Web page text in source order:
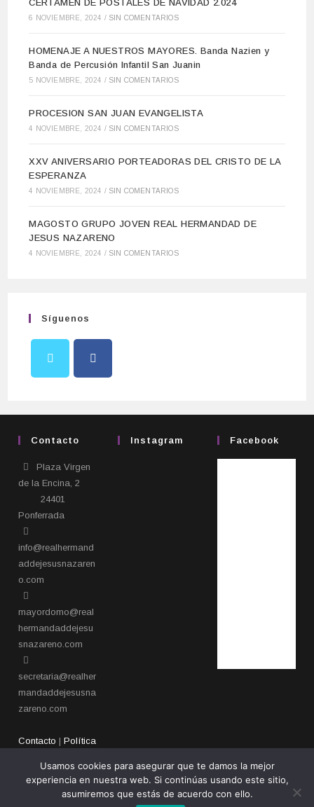
CERTAMEN DE POSTALES DE NAVIDAD 2.024
6 NOVIEMBRE, 2024 / SIN COMENTARIOS
HOMENAJE A NUESTROS MAYORES. Banda Nazien y
Banda de Percusión Infantil San Juanin
5 NOVIEMBRE, 2024 / SIN COMENTARIOS
PROCESION SAN JUAN EVANGELISTA
4 NOVIEMBRE, 2024 / SIN COMENTARIOS
XXV ANIVERSARIO PORTEADORAS DEL CRISTO DE LA
ESPERANZA
4 NOVIEMBRE, 2024 / SIN COMENTARIOS
MAGOSTO GRUPO JOVEN REAL HERMANDAD DE
JESUS NAZARENO
4 NOVIEMBRE, 2024 / SIN COMENTARIOS
Síguenos
Contacto
Plaza Virgen
de la Encina, 2
24401
Ponferrada​
info@realhermand
addejesusnazaren
o.com
mayordomo@real
hermandaddejesu
snazareno.com
secretaria@realher
mandaddejesusna
zareno.com
Contacto |Política
Instagram Facebook
Usamos cookies para asegurar que te damos la mejor
experiencia en nuestra web. Si continúas usando este sitio,
asumiremos que estás de acuerdo con ello.